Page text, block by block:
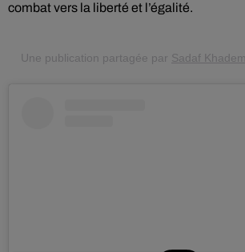
combat vers la liberté et l’égalité.
Une publication partagée par Sadaf Khadem